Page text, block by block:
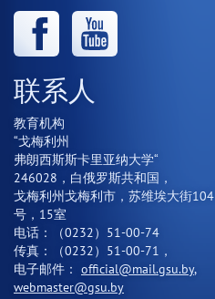
联系人
教育机构
“戈梅利州
弗朗西斯斯卡里亚纳大学“
246028，白俄罗斯共和国，
戈梅利州戈梅利市，苏维埃大街104
号，15室
电话：（0232）51-00-74
传真：（0232）51-00-71，
电子邮件： official@mail.gsu.by,
webmaster@gsu.by